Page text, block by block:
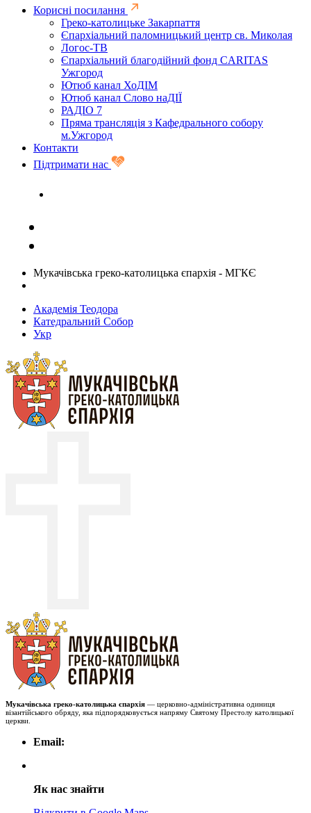
Корисні посилання
Греко-католицьке Закарпаття
Єпархіальний паломницький центр св. Миколая
Логос-ТВ
Єпархіальний благодійний фонд CARITAS
Ужгород
Ютюб канал ХоДІМ
Ютюб канал Слово наДІЇ
РАДІО 7
Пряма трансляція з Кафедрального собору
м.Ужгород
Контакти
Підтримати нас
Мукачівська греко-католицька єпархія - МГКЄ
Академія Теодора
Катедральний Собор
Укр
Мукачівська греко-католицька єпархія — церковно-адміністративна одиниця
візантійського обряду, яка підпорядковується напряму Святому Престолу католицької
церкви.
Email:
Як нас знайти